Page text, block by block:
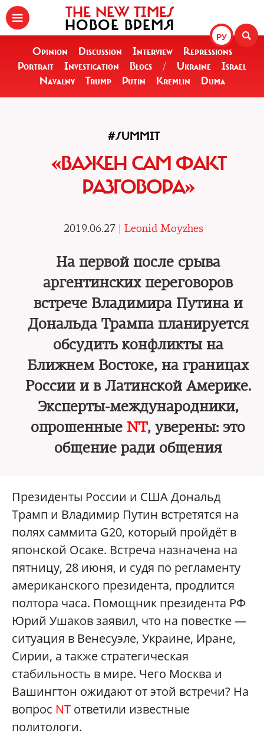
РУ
THE NEW TIMES
НОВОЕ ВРЕМЯ
Opinion Discussion Interview
Repressions
Portrait
Investigation Blogs / Ukraine
Israel
Navalny
Trump Putin Kremlin Duma
#SUMMIT
«ВАЖЕН САМ ФАКТ
РАЗГОВОРА»
2019.06.27 | Leonid Moyzhes
На первой после срыва
аргентинских переговоров
встрече Владимира Путина и
Дональда Трампа планируется
обсудить конфликты на
Ближнем Востоке, на границах
России и в Латинской Америке.
Эксперты-международники,
опрошенные NT, уверены: это
общение ради общения
Президенты России и США Дональд
Трамп и Владимир Путин встретятся на
полях саммита G20, который пройдёт в
японской Осаке. Встреча назначена на
пятницу, 28 июня, и судя по регламенту
американского президента, продлится
полтора часа. Помощник президента РФ
Юрий Ушаков заявил, что на повестке —
ситуация в Венесуэле, Украине, Иране,
Сирии, а также стратегическая
стабильность в мире. Чего Москва и
Вашингтон ожидают от этой встречи? На
вопрос NT ответили известные
политологи.